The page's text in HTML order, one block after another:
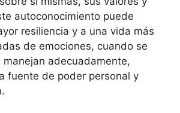
autoconocimiento puede
resiliencia y a una vida más
de emociones, cuando se
manejan adecuadamente,
fuente de poder personal y